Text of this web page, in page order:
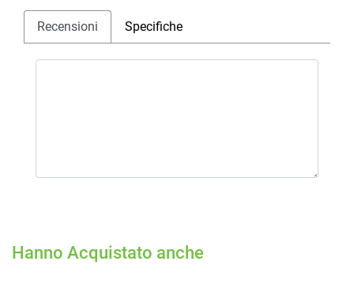
Recensioni Specifiche
Hanno Acquistato anche